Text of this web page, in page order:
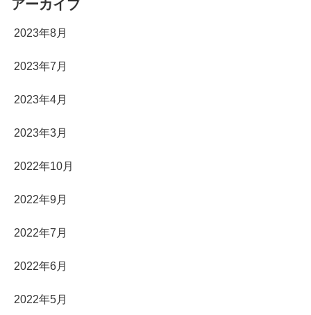
アーカイブ
2023年8月
2023年7月
2023年4月
2023年3月
2022年10月
2022年9月
2022年7月
2022年6月
2022年5月